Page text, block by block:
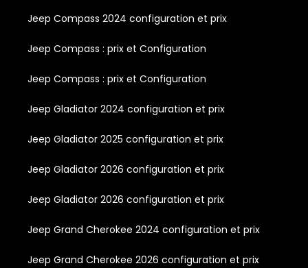
Jeep Compass 2024 configuration et prix
Jeep Compass : prix et Configuration
Jeep Compass : prix et Configuration
Jeep Gladiator 2024 configuration et prix
Jeep Gladiator 2025 configuration et prix
Jeep Gladiator 2026 configuration et prix
Jeep Gladiator 2026 configuration et prix
Jeep Grand Cherokee 2024 configuration et prix
Jeep Grand Cherokee 2026 configuration et prix